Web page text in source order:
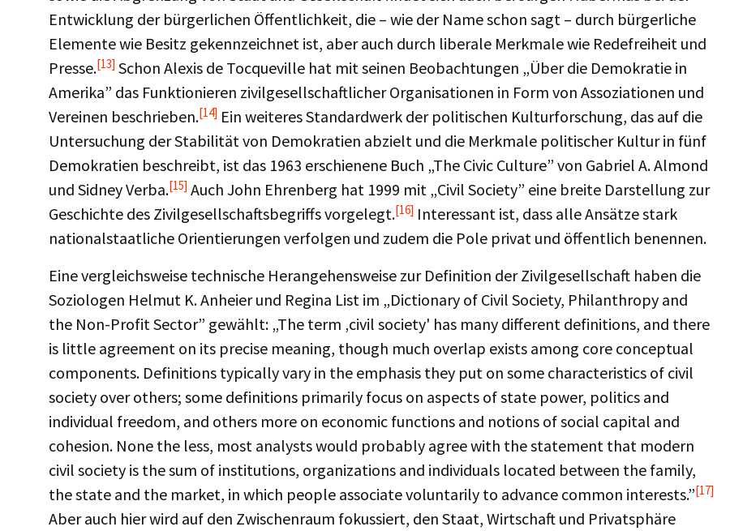
Entwicklung der bürgerlichen Öffentlichkeit, die – wie der Name schon sagt – durch bürgerliche
Elemente wie Besitz gekennzeichnet ist, aber auch durch liberale Merkmale wie Redefreiheit und
Presse.[13] Schon Alexis de Tocqueville hat mit seinen Beobachtungen „Über die Demokratie in
Amerika” das Funktionieren zivilgesellschaftlicher Organisationen in Form von Assoziationen und
Vereinen beschrieben.[14] Ein weiteres Standardwerk der politischen Kulturforschung, das auf die
Untersuchung der Stabilität von Demokratien abzielt und die Merkmale politischer Kultur in fünf
Demokratien beschreibt, ist das 1963 erschienene Buch „The Civic Culture” von Gabriel A. Almond
und Sidney Verba.[15] Auch John Ehrenberg hat 1999 mit „Civil Society” eine breite Darstellung zur
Geschichte des Zivilgesellschaftsbegriffs vorgelegt.[16] Interessant ist, dass alle Ansätze stark
nationalstaatliche Orientierungen verfolgen und zudem die Pole privat und öffentlich benennen.
Eine vergleichsweise technische Herangehensweise zur Definition der Zivilgesellschaft haben die
Soziologen Helmut K. Anheier und Regina List im „Dictionary of Civil Society, Philanthropy and
the Non-Profit Sector” gewählt: „The term ‚civil society' has many different definitions, and there
is little agreement on its precise meaning, though much overlap exists among core conceptual
components. Definitions typically vary in the emphasis they put on some characteristics of civil
society over others; some definitions primarily focus on aspects of state power, politics and
individual freedom, and others more on economic functions and notions of social capital and
cohesion. None the less, most analysts would probably agree with the statement that modern
civil society is the sum of institutions, organizations and individuals located between the family,
the state and the market, in which people associate voluntarily to advance common interests.”[17]
Aber auch hier wird auf den Zwischenraum fokussiert, den Staat, Wirtschaft und Privatsphäre